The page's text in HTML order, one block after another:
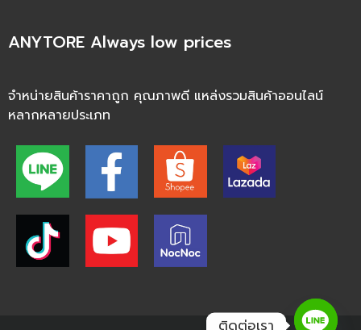
ANYTORE Always low prices
จำหน่ายสินค้าราคาถูก คุณภาพดี แหล่งรวมสินค้าออนไลน์
หลากหลายประเภท
ติดต่อเรา